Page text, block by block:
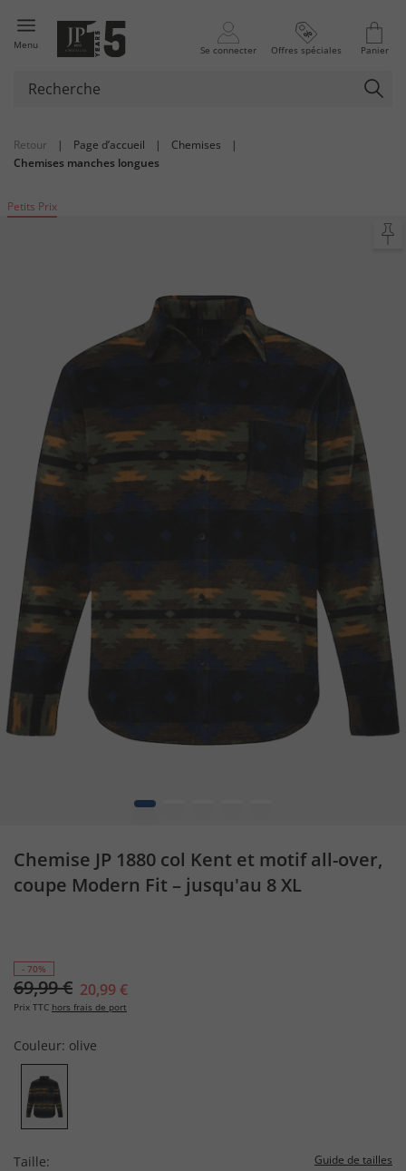
Menu Se connecter Offres spéciales Panier
Retour | Page d’accueil | Chemises
|
Chemises manches longues
Petits Prix
1
Chemise JP 1880 col Kent et motif all-over,
coupe Modern Fit – jusqu'au 8 XL
- 70%
69,99 € 20,99 €
Prix TTC hors frais de port
Couleur: olive
Taille: Guide de tailles